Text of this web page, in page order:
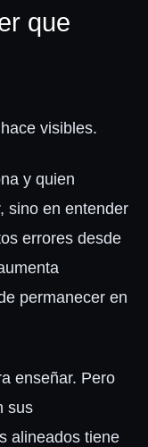
que
visibles.
y quien
sino en entender
errores desde
permanecer en
enseñar. Pero
sus
alineados tiene